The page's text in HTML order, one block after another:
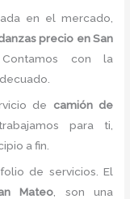
en el mercado,
precio en San
con la
de camión de
trabajamos para ti,
a fin.
de servicios. El
Mateo , son una